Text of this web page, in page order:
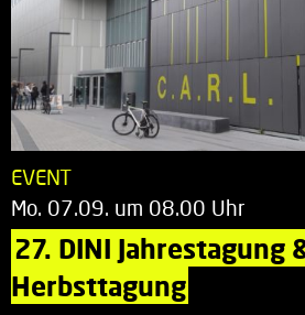
EVENT
Mo. 07.09. um 08.00 Uhr
27. DINI Jahrestagung
Herbsttagung